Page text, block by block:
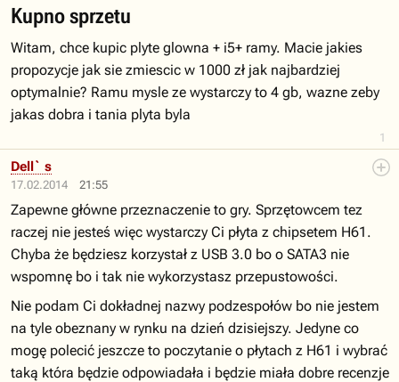
1
Kupno sprzetu
Witam, chce kupic plyte glowna + i5+ ramy. Macie jakies
propozycje jak sie zmiescic w 1000 zł jak najbardziej
optymalnie? Ramu mysle ze wystarczy to 4 gb, wazne zeby
jakas dobra i tania plyta byla
17.02.2014 21:55
Dell` s
Zapewne główne przeznaczenie to gry. Sprzętowcem tez
raczej nie jesteś więc wystarczy Ci płyta z chipsetem H61.
Chyba że będziesz korzystał z USB 3.0 bo o SATA3 nie
wspomnę bo i tak nie wykorzystasz przepustowości.
Nie podam Ci dokładnej nazwy podzespołów bo nie jestem
na tyle obeznany w rynku na dzień dzisiejszy. Jedyne co
mogę polecić jeszcze to poczytanie o płytach z H61 i wybrać
taką która będzie odpowiadała i będzie miała dobre recenzje